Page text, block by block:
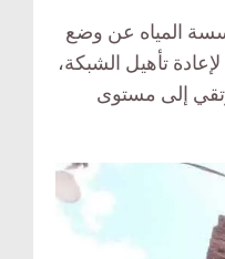
المياه عن وضع
تأهيل الشبكة،
إلى مستوى